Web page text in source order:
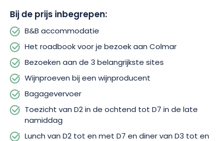
tempo, en keer bij elke stop terug naar je
accommodatie.Om ervoor te zorgen dat je licht
reist, zorgt het team voor het overbrengen van je
bagage.
Bovendien heeft Grand Angle aan alles gedacht
om ervoor te zorgen dat u comfortabel zit tijdens
uw reis!U krijgt professionele begeleiding tijdens
uw tour, met een
Colmar.Picknicklunchesvan D2totD7en diners
Bij de prijs inbegrepen:
B&B accommodatie
Het roadbook voor je bezoek aan Colmar
Bezoeken aan de 3 belangrijkste sites
Wijnproeven bij een wijnproducent
Bagagevervoer
Toezicht van D2 in de ochtend tot D7 in de late
namiddag
Lunch van D2 tot en met D7 en diner van D3 tot en